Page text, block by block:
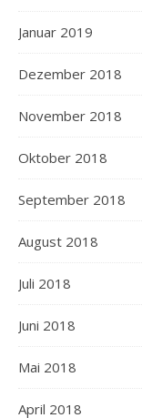
Januar 2019
Dezember 2018
November 2018
Oktober 2018
September 2018
August 2018
Juli 2018
Juni 2018
Mai 2018
April 2018